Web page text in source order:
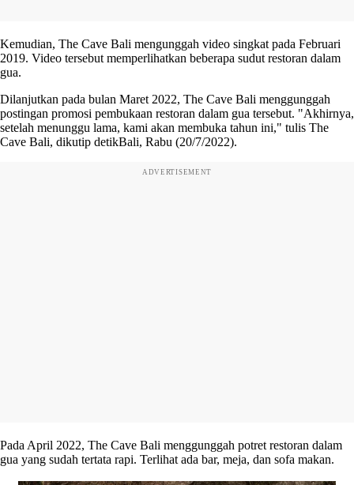
Kemudian, The Cave Bali mengunggah video singkat pada Februari
2019. Video tersebut memperlihatkan beberapa sudut restoran dalam
gua.
Dilanjutkan pada bulan Maret 2022, The Cave Bali menggunggah
postingan promosi pembukaan restoran dalam gua tersebut. "Akhirnya,
setelah menunggu lama, kami akan membuka tahun ini," tulis The
Cave Bali, dikutip detikBali, Rabu (20/7/2022).
ADVERTISEMENT
Pada April 2022, The Cave Bali menggunggah potret restoran dalam
gua yang sudah tertata rapi. Terlihat ada bar, meja, dan sofa makan.